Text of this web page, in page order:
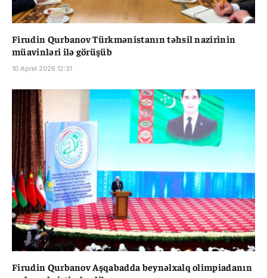
Firudin Qurbanov Türkmənistanın təhsil nazirinin
müavinləri ilə görüşüb
10 Aprel 2026 12:31
Firudin Qurbanov Aşqabadda beynəlxalq olimpiadanın